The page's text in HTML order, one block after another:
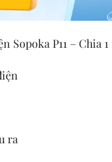
P11 – Chia 1
ra